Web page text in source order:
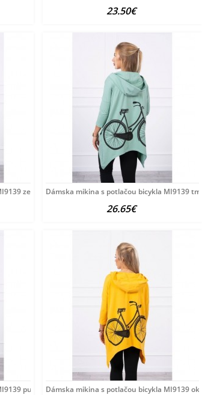
23.50€
zelená Univerzálna
Dámska mikina s potlačou bicykla MI9139
26.65€
pudrovo ružováDámska mikina s potlačou bicykla MI9139